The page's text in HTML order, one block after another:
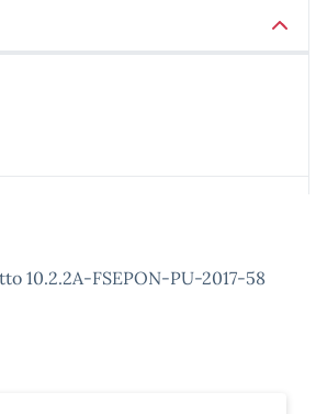
10.2.2A-FSEPON-PU-2017-58